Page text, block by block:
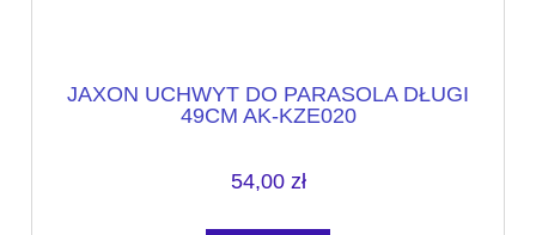
JAXON UCHWYT DO PARASOLA DŁUGI
49CM AK-KZE020
54,00 zł